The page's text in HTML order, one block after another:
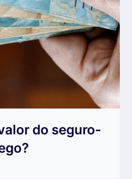
do seguro-